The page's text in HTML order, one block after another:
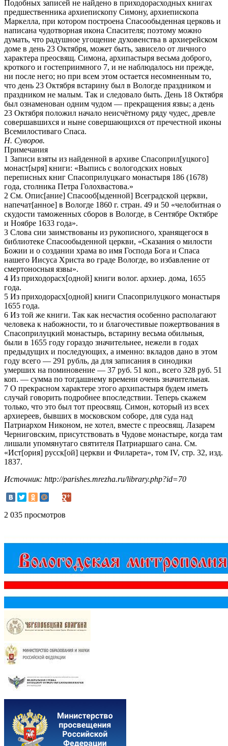
Подобных записей не найдено в приходорасходных книгах
предшественника архиепископу Симону, архиепископа
Маркелла, при котором построена Спасообыденная церковь и
написана чудотворная икона Спасителя; поэтому можно
думать, что радушное угощение духовенства в архиерейском
доме в день 23 Октября, может быть, зависело от личного
характера преосвящ. Симона, архипастыря весьма доброго,
кроткого и гостеприимного 7, и не наблюдалось ни прежде,
ни после него; но при всем этом остается несомненным то,
что день 23 Октября встарину был в Вологде праздником и
праздником не малым. Так и следовало быть. День 18 Октября
был ознаменован одним чудом — прекращения язвы; а день
23 Октября положил начало неисчётному ряду чудес, древле
совершавшихся и ныне совершающихся от пречестной иконы
Всемилостиваго Спаса.
Н. Суворов.
Примечания
1 Записи взяты из найденной в архиве Спасоприл[уцкого]
монаст[ыря] книги: «Выпись с вологодских новых
переписных книг Спасоприлуцкаго монастыря 186 (1678)
года, столника Петра Голохвастова.»
2 См. Опис[ание] Спасооб[ыденной] Всеградской церкви,
напечат[анное] в Вологде 1860 г. стран. 49 и 50 «челобитная о
скудости таможенных сборов в Вологде, в Сентябре Октябре
и Ноябре 1633 года».
3 Слова сии заимствованы из рукописного, хранящегося в
библиотеке Спасообыденной церкви, «Сказания о милости
Божии и о создании храма во имя Господа Бога и Спаса
нашего Иисуса Христа во граде Вологде, во избавление от
смертоносныя язвы».
4 Из приходорасх[одной] книги волог. архиер. дома, 1655
года.
5 Из приходорасх[одной] книги Спасоприлуцкого монастыря
1655 года.
6 Из той же книги. Так как несчастия особенно располагают
человека к набожности, то и благочестивые пожертвования в
Спасоприлуцкий монастырь, встарину весьма обильныя,
были в 1655 году гораздо значительнее, нежели в годах
предыдущих и последующих, а именно: вкладов дано в этом
году всего — 291 рубль, да для записания в синодики
умерших на поминовение — 37 руб. 51 коп., всего 328 руб. 51
коп. — сумма по тогдашнему времени очень значительная.
7 О прекрасном характере этого архипастыря будем иметь
случай говорить подробнее впоследствии. Теперь скажем
только, что это был тот преосвящ. Симон, который из всех
архиереев, бывших в московском соборе, для суда над
Патриархом Никоном, не хотел, вместе с преосвящ. Лазарем
Черниговским, присутствовать в Чудове монастыре, когда там
лишали упомянутаго святителя Патриаршаго сана. См.
«Ист[ория] русск[ой] церкви и Филарета», том IV, стр. 32, изд.
1837.
Источник: http://parishes.mrezha.ru/library.php?id=70
2 035 просмотров